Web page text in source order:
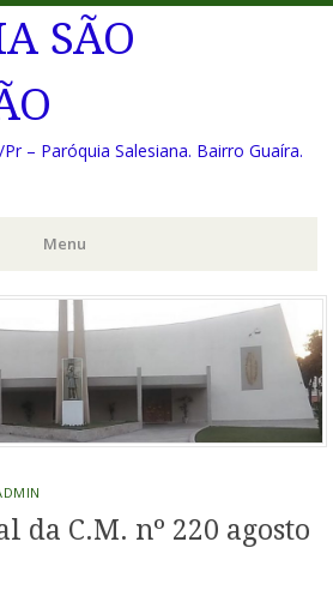
SÃO
– Paróquia Salesiana. Bairro Guaíra.
Menu
da C.M. nº 220 agosto